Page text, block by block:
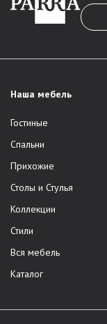
Наша мебель
Гостиные
Спальни
Прихожие
Столы и Стулья
Коллекции
Стили
Вся мебель
Каталог